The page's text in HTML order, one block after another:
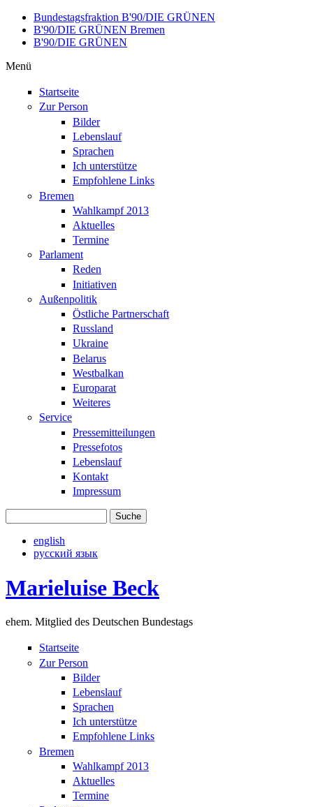
Direkt zum Inhalt
Bundestagsfraktion B'90/DIE GRÜNEN
B'90/DIE GRÜNEN Bremen
B'90/DIE GRÜNEN
Menü
Startseite
Zur Person
Bilder
Lebenslauf
Sprachen
Ich unterstütze
Empfohlene Links
Bremen
Wahlkampf 2013
Aktuelles
Termine
Parlament
Reden
Initiativen
Außenpolitik
Östliche Partnerschaft
Russland
Ukraine
Belarus
Westbalkan
Europarat
Weiteres
Service
Pressemitteilungen
Pressefotos
Lebenslauf
Kontakt
Impressum
english
русский язык
Marieluise Beck
ehem. Mitglied des Deutschen Bundestags
Startseite
Zur Person
Bilder
Lebenslauf
Sprachen
Ich unterstütze
Empfohlene Links
Bremen
Wahlkampf 2013
Aktuelles
Termine